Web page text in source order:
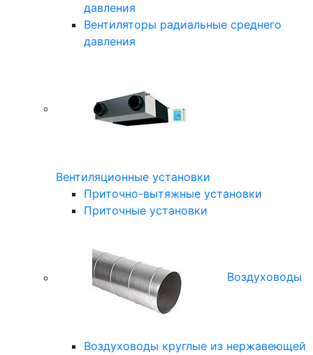
давления
Вентиляторы радиальные среднего
давления
Вентиляционные установки
Приточно-вытяжные установки
Приточные установки
Воздуховоды
Воздуховоды круглые из нержавеющей